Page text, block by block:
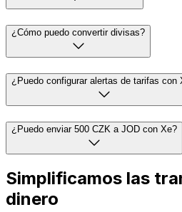
¿Cómo puedo convertir divisas?
¿Puedo configurar alertas de tarifas con
¿Puedo enviar 500 CZK a JOD con Xe?
Simplificamos las
dinero